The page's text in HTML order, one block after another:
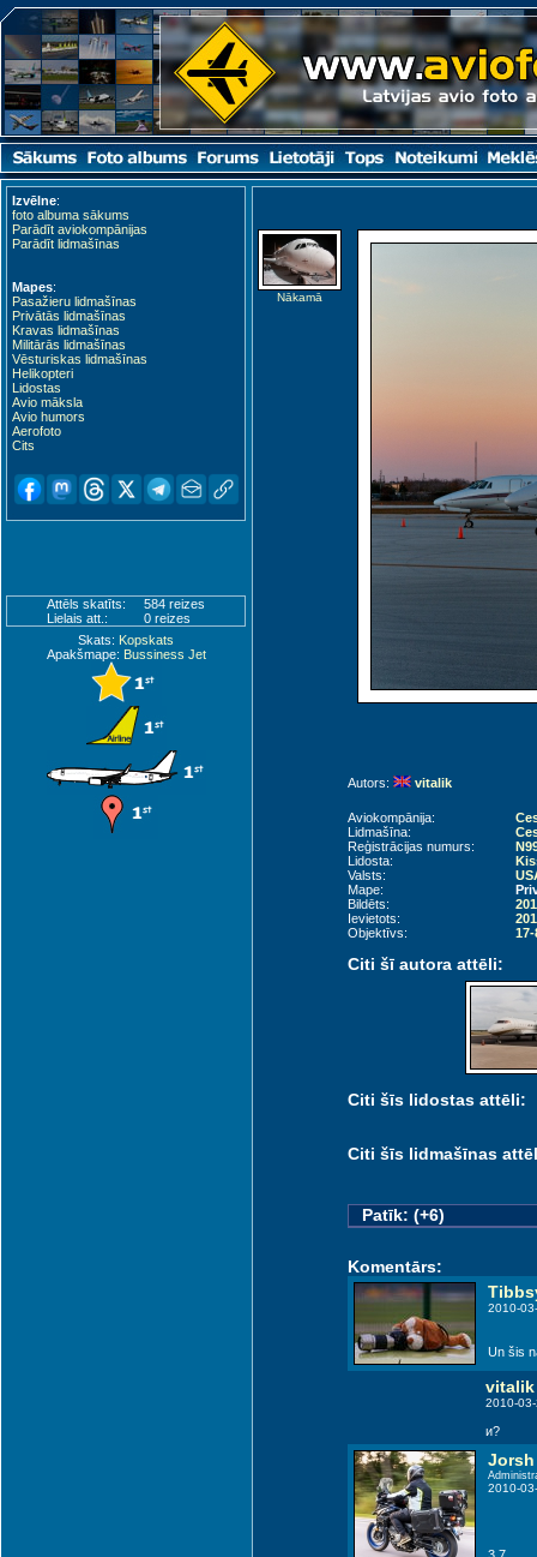
Izvēlne:
foto albuma sākums
Parādīt aviokompānijas
Parādīt lidmašīnas
Mapes:
Pasažieru lidmašīnas
Privātās lidmašīnas
Kravas lidmašīnas
Militārās lidmašīnas
Vēsturiskas lidmašīnas
Helikopteri
Lidostas
Avio māksla
Avio humors
Aerofoto
Cits
Attēls skatīts:
584 reizes
Lielais att.:
0 reizes
Skats: Kopskats
Apakšmape: Bussiness Jet
Nākamā
Autors: vitalik
Aviokompānija:
Lidmašīna:
Reģistrācijas numurs:
Lidosta:
Valsts:
Mape:
Bildēts:
Ievietots:
Objektīvs:
17-
Citi šī autora attēli:
Citi šīs lidostas attēli:
Citi šīs lidmašīnas
Patīk: (+6)
Komentārs:
2010-
Un šis
vitalik
2010-
и?
Jorsh
2010-